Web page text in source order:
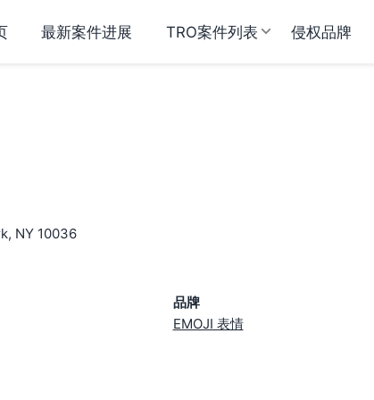
最新案件进展 TRO案件列表 侵权品牌
NY 10036
品牌
EMOJI 表情